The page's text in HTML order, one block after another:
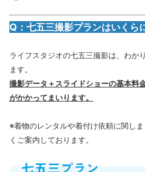
Q：七五三撮影プランはいくら
ライフスタジオの七五三撮影は、わか
ます。
撮影データ＋スライドショーの基本料
がかかってまいります。
※着物のレンタルや着付け依頼に関し
くご案内しております。